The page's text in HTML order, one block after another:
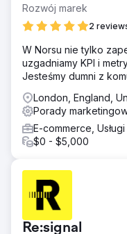
Rozwój marek
2
W Norsu nie tylko
uzgadniamy KPI i
Jesteśmy dumni z
London, England,
Porady
E-commerce, Usługi
$0 - $5,000
Re:signal